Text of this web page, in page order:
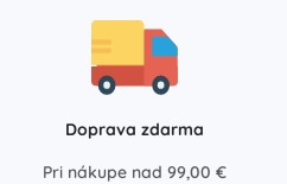
Doprava zdarma
Pri nákupe nad 99,00 €